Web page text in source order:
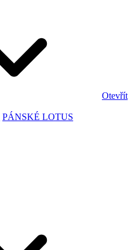
Otevřít
PÁNSKÉ LOTUS